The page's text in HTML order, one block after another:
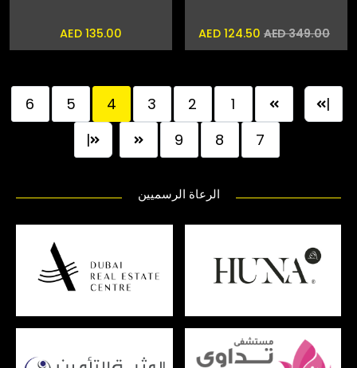
AED 349.00
AED 135.00
|
1
2
3
4
5
6
7
8
9
|
الرعاة الرسميين